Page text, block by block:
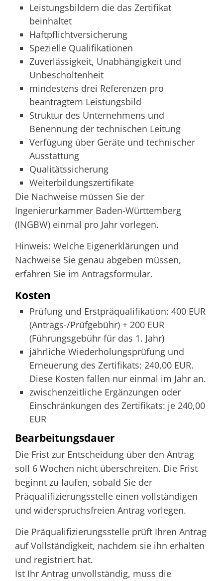
Leistungsbildern die das Zertifikat
beinhaltet
Haftpflichtversicherung
Spezielle Qualifikationen
Zuverlässigkeit, Unabhängigkeit und
Unbescholtenheit
mindestens drei Referenzen pro
beantragtem Leistungsbild
Struktur des Unternehmens und
Benennung der technischen Leitung
Verfügung über Geräte und technischer
Ausstattung
Qualitätssicherung
Weiterbildungszertifikate
Die Nachweise müssen Sie der
Ingenierurkammer Baden-Württemberg
(INGBW) einmal pro Jahr vorlegen.
Hinweis: Welche Eigenerklärungen und
Nachweise Sie genau abgeben müssen,
erfahren Sie im Antragsformular.
Kosten
Prüfung und Erstpräqualifikation: 400 EUR
(Antrags-/Prüfgebühr) + 200 EUR
(Führungsgebühr für das 1. Jahr)
jährliche Wiederholungsprüfung und
Erneuerung des Zertifikats: 240,00 EUR.
Diese Kosten fallen nur einmal im Jahr an.
zwischenzeitliche Ergänzungen oder
Einschränkungen des Zertifikats: je 240,00
EUR
Bearbeitungsdauer
Die Frist zur Entscheidung über den Antrag
soll 6 Wochen nicht überschreiten. Die Frist
beginnt zu laufen, sobald Sie der
Präqualifizierungsstelle einen vollständigen
und widerspruchsfreien Antrag vorlegen.
Die Präqualifizierungsstelle prüft Ihren Antrag
auf Vollständigkeit, nachdem sie ihn erhalten
und registriert hat.
Ist Ihr Antrag unvollständig, muss die